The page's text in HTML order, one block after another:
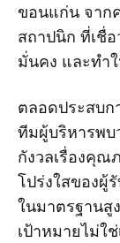
ขอนแก่น จาก
สถาปนิก ที่เชื่
มั่นคง และทำ
ตลอดประสบ
ทีมผู้บริหารพบ
กังวลเรื่องคุณ
โปร่งใสของผู้
ในมาตรฐานสู
เป้าหมายไม่ใ